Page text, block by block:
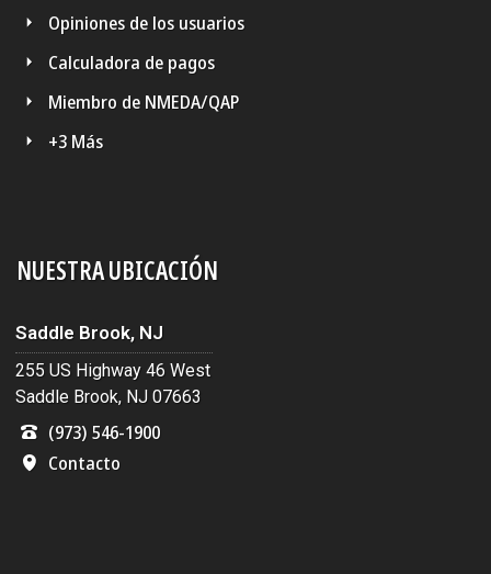
Opiniones de los usuarios
Calculadora de pagos
Miembro de NMEDA/QAP
+3 Más
NUESTRA UBICACIÓN
Saddle Brook, NJ
255 US Highway 46 West
Saddle Brook, NJ 07663
(973) 546-1900
Contacto